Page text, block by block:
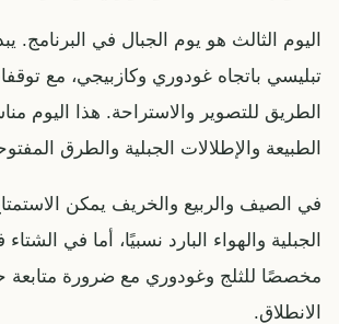
اليوم الثالث هو يوم الجبال في البرنامج.
تبليسي باتجاه غودوري وكازبيجي، مع
الطريق للتصوير والاستراحة. هذا اليوم
الطبيعة والإطلالات الجبلية والطرق
في الصيف والربيع والخريف يمكن
الجبلية والهواء البارد نسبيًا، أما في
مخصصًا للثلج وغودوري مع ضرورة متابعة
الانطلاق.